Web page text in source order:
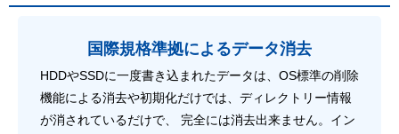
国際規格準拠によるデータ消去
HDDやSSDに一度書き込まれたデータは、OS標準の削除
機能による消去や初期化だけでは、ディレクトリー情報
が消されているだけで、 完全には消去出来ません。イン